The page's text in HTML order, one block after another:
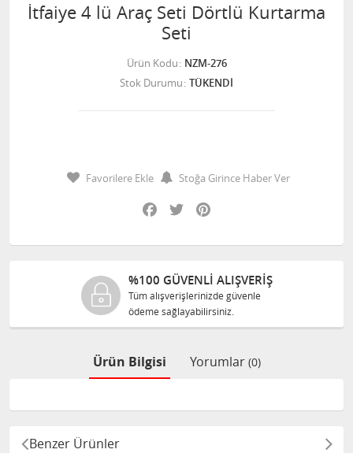
İtfaiye 4 lü Araç Seti Dörtlü Kurtarma
Seti
Ürün Kodu NZM-276
Stok Durumu TÜKENDİ
Favorilere Ekle
Stoğa Girince Haber Ver
Facebook
Twitter
%100 GÜVENLİ ALIŞVERİŞ
Tüm alışverişlerinizde güvenle
ödeme sağlayabilirsiniz.
Ürün Bilgisi Yorumlar (0)
Benzer Ürünler